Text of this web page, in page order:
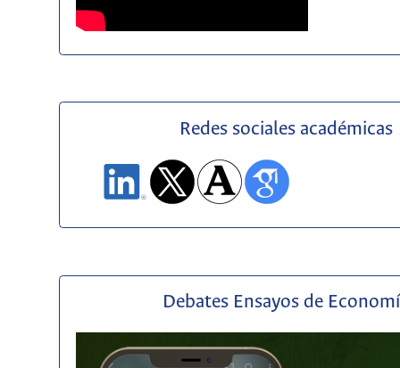
Redes sociales académicas
Debates Ensayos de